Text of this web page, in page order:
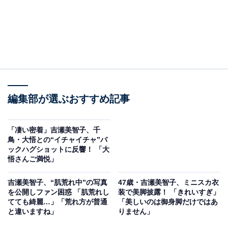
編集部が選ぶおすすめ記事
「凄い密着」吉瀬美智子、千
鳥・大悟との“イチャイチャ”バ
ックハグショットに反響！ 「大
悟さんご満悦」
吉瀬美智子、“肌荒れ中”の写真
を公開しファン困惑 「肌荒れし
てても綺麗…」「荒れ方が普通
と違いますね」
47歳・吉瀬美智子、ミニスカ衣
装で美脚披露！ 「きれいすぎ」
「美しいのは御身脚だけではあ
りません」